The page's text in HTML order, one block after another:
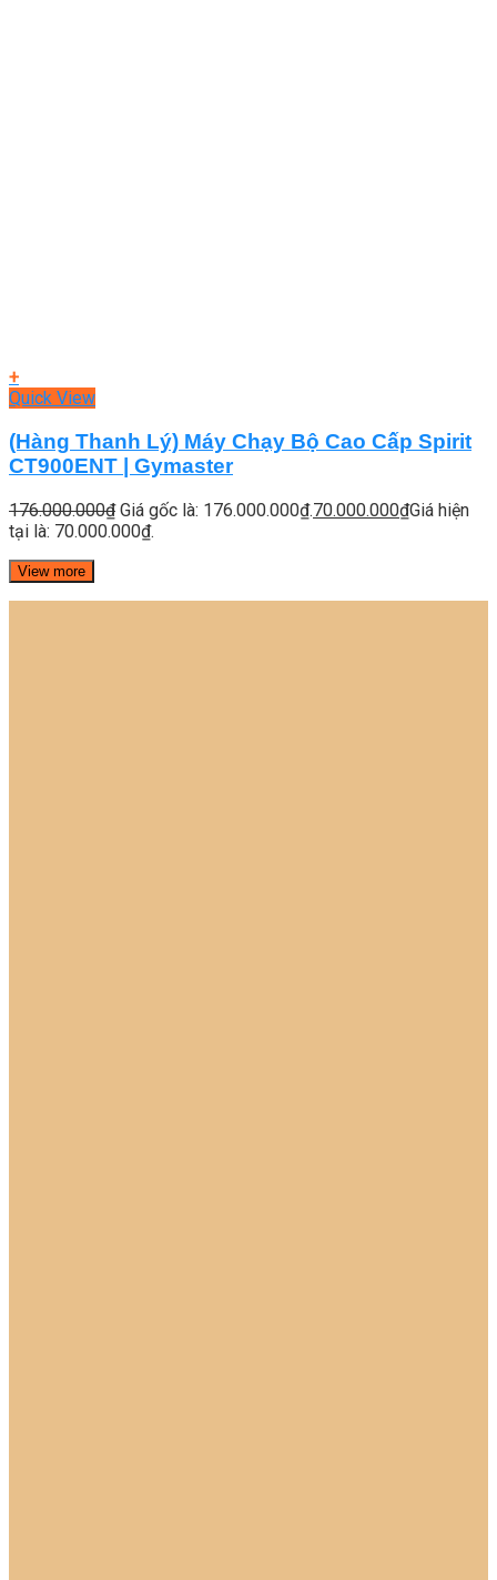
+
Quick View
(Hàng Thanh Lý) Máy Chạy Bộ Cao Cấp Spirit
CT900ENT | Gymaster
176.000.000₫ Giá gốc là: 176.000.000₫.70.000.000₫Giá hiện
tại là: 70.000.000₫.
View more